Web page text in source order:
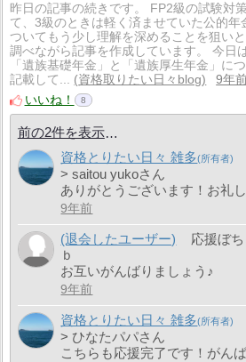
昨日の記事の続きです。 FP2級の試験対
て、3級のときは軽く済ませていた公的年
ついてもう少し理解を深めることを狙い
調べながら記事を作成しています。 今日
「遺族基礎年金」と「遺族厚生年金」に
記載して...
資格取りたい日々blog
9年
いいね！
8
前の2件を表示
資格とりたい日々 雑多
> saitou yukoさん
ありがとうございます！お礼
9年前
(退会したユーザー)
応援ぼ
ｂ
お互いがんばりましょう♪
9年前
資格とりたい日々 雑多
> ひなたパパさん
こちらも応援完了です！がん